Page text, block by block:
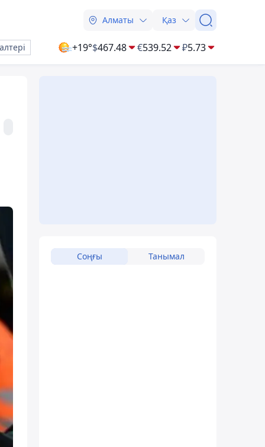
Алматы Қаз
+19°$467.48 €539.52 ₽5.73
Соңғы Танымал